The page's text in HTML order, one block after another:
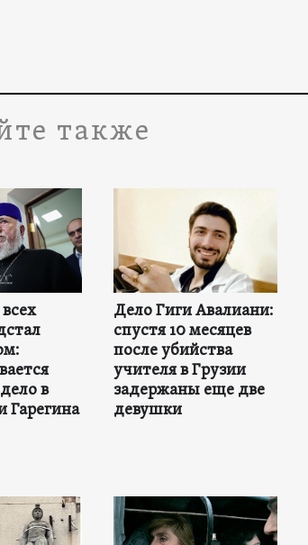
также
в
Гарегина
Дело Гиги Авалиани:
спустя 10 месяцев
после убийства
учителя в Грузии
задержаны еще две
девушки